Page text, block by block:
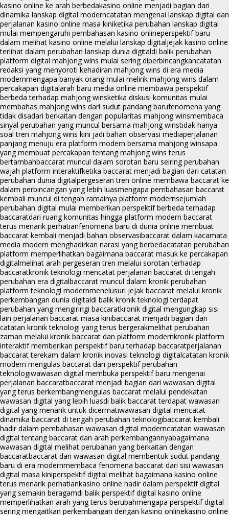
kasino online ke arah berbedakasino online menjadi bagian dari
dinamika lanskap digital moderncatatan mengenai lanskap digital dan
perjalanan kasino online masa kiniketika perubahan lanskap digital
mulai mempengaruhi pembahasan kasino onlineperspektif baru
dalam melihat kasino online melalui lanskap digitaljejak kasino online
terlihat dalam perubahan lanskap dunia digitaldi balik perubahan
platform digital mahjong wins mulai sering diperbincangkancatatan
redaksi yang menyoroti kehadiran mahjong wins di era media
modernmengapa banyak orang mulai melirik mahjong wins dalam
percakapan digitalarah baru media online membawa perspektif
berbeda terhadap mahjong winsketika diskusi komunitas mulai
membahas mahjong wins dari sudut pandang barufenomena yang
tidak disadari berkaitan dengan popularitas mahjong winsmembaca
sinyal perubahan yang muncul bersama mahjong winstidak hanya
soal tren mahjong wins kini jadi bahan observasi mediaperjalanan
panjang menuju era platform modern bersama mahjong winsapa
yang membuat percakapan tentang mahjong wins terus
bertambahbaccarat muncul dalam sorotan baru seiring perubahan
wajah platform interaktifketika baccarat menjadi bagian dari catatan
perubahan dunia digitalpergeseran tren online membawa baccarat ke
dalam perbincangan yang lebih luasmengapa pembahasan baccarat
kembali muncul di tengah ramainya platform modernsejumlah
perubahan digital mulai memberikan perspektif berbeda terhadap
baccaratdari ruang komunitas hingga platform modern baccarat
terus menarik perhatianfenomena baru di dunia online membuat
baccarat kembali menjadi bahan observasibaccarat dalam kacamata
media modern menghadirkan narasi yang berbedacatatan perubahan
platform memperlihatkan bagaimana baccarat masuk ke percakapan
digitalmelihat arah pergeseran tren melalui sorotan terhadap
baccaratkronik teknologi mencatat perjalanan baccarat di tengah
perubahan era digitalbaccarat muncul dalam kronik perubahan
platform teknologi modernmenelusuri jejak baccarat melalui kronik
perkembangan dunia digitaldi balik kronik teknologi terdapat
perubahan yang mengiringi baccaratkronik digital mengungkap sisi
lain perjalanan baccarat masa kinibaccarat menjadi bagian dari
catatan kronik teknologi yang terus bergerakmelihat perubahan
zaman melalui kronik baccarat dan platform modernkronik platform
interaktif memberikan perspektif baru terhadap baccaratperjalanan
baccarat terekam dalam kronik inovasi teknologi digitalcatatan kronik
modern mengulas baccarat dari perspektif perubahan
teknologiwawasan digital membuka perspektif baru mengenai
perjalanan baccaratbaccarat menjadi bagian dari wawasan digital
yang terus berkembangmengulas baccarat melalui pendekatan
wawasan digital yang lebih luasdi balik baccarat terdapat wawasan
digital yang menarik untuk dicermatiwawasan digital mencatat
dinamika baccarat di tengah perubahan teknologibaccarat kembali
hadir dalam pembahasan wawasan digital moderncatatan wawasan
digital tentang baccarat dan arah perkembangannyabagaimana
wawasan digital melihat perubahan yang berkaitan dengan
baccaratbaccarat dan wawasan digital membentuk sudut pandang
baru di era modernmembaca fenomena baccarat dari sisi wawasan
digital masa kiniperspektif digital melihat bagaimana kasino online
terus menarik perhatiankasino online hadir dalam perspektif digital
yang semakin beragamdi balik perspektif digital kasino online
memperlihatkan arah yang terus berubahmengapa perspektif digital
sering mengaitkan perkembangan dengan kasino onlinekasino online